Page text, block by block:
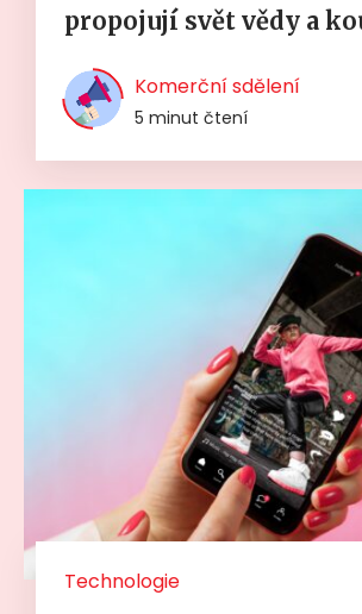
propojují svět vědy a
Komerční sdělení
5 minut čtení
Technologie